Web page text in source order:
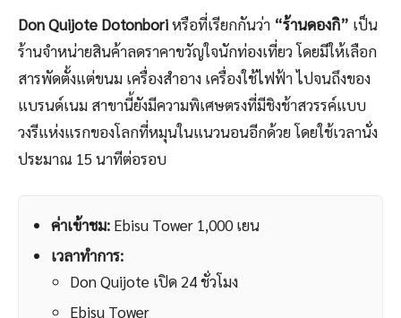
Don Quijote Dotonboriหรือที่เรียกกันว่า “ร้านดองกิ” เป็น
ร้านจำหน่ายสินค้าลดราคาขวัญใจนักท่องเที่ยว โดยมีให้เลือก
สารพัดตั้งแต่ขนม เครื่องสำอาง เครื่องใช้ไฟฟ้า ไปจนถึงของ
แบรนด์เนม สาขานี้ยังมีความพิเศษตรงที่มีชิงช้าสวรรค์แบบ
วงรีแห่งแรกของโลกที่หมุนในแนวนอนอีกด้วย โดยใช้เวลานั่ง
ประมาณ 15 นาทีต่อรอบ
ค่าเข้าชม: Ebisu Tower 1,000 เยน
เวลาทำการ:
Don Quijote เปิด 24 ชั่วโมง
Ebisu Tower